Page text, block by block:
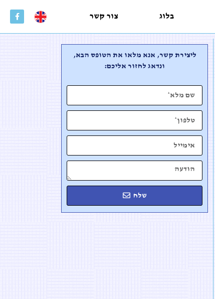
בלוג צור קשר
ליצירת קשר, אנא מלאו את הטופס הבא,
ונדאג לחזור אליכם:
שלח